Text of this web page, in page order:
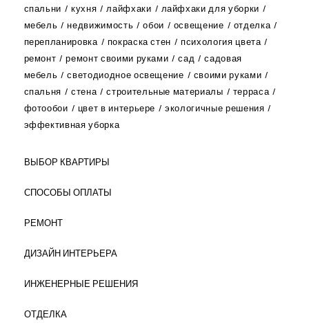
спальни
кухня лайфхаки
лайфхаки для уборки
мебель
недвижимость обои освещение
отделка
перепланировка
покраска стен
психология цвета
ремонт
ремонт своими руками сад
садовая
мебель
светодиодное освещение
своими руками
спальня
стена строительные материалы
терраса
фотообои
цвет в интерьере
экологичные решения
эффективная уборка
ВЫБОР КВАРТИРЫ
СПОСОБЫ ОПЛАТЫ
РЕМОНТ
ДИЗАЙН ИНТЕРЬЕРА
ИНЖЕНЕРНЫЕ РЕШЕНИЯ
ОТДЕЛКА